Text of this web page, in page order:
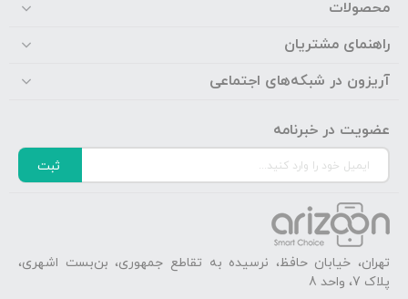
محصولات
راهنمای مشتریان
آریزون در شبکه‌های اجتماعی
عضویت در خبرنامه
ثبت
تهران، خیابان حافظ، نرسیده به تقاطع جمهوری، بن‌بست اشهری،
پلاک 7، واحد 8